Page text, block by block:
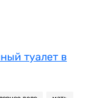
туалет в